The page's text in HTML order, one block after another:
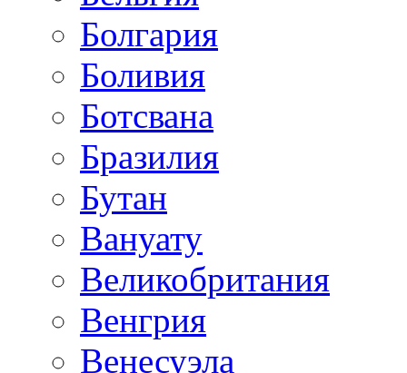
Болгария
Боливия
Ботсвана
Бразилия
Бутан
Вануату
Великобритания
Венгрия
Венесуэла